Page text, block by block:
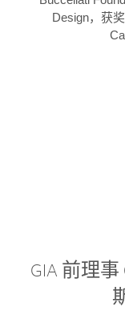
Design，获
GIA 前理事